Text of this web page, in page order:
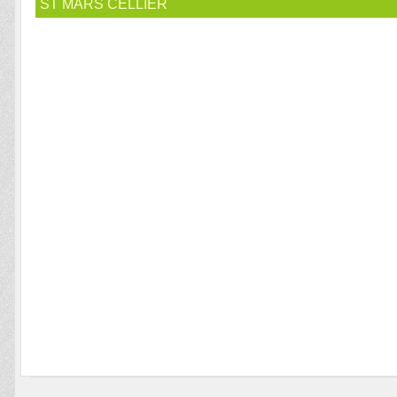
ST MARS CELLIER